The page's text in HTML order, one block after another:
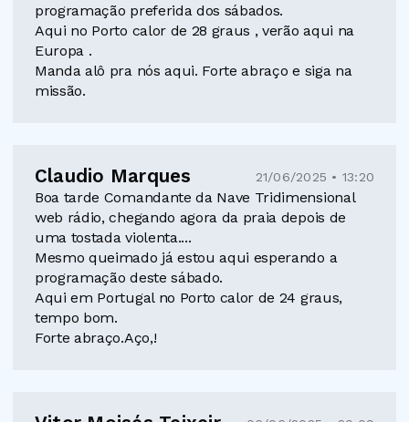
programação preferida dos sábados.
Aqui no Porto calor de 28 graus , verão aqui na
Europa .
Manda alô pra nós aqui. Forte abraço e siga na
missão.
Claudio Marques 21/06/2025 • 13:20
Boa tarde Comandante da Nave Tridimensional
web rádio, chegando agora da praia depois de
uma tostada violenta....
Mesmo queimado já estou aqui esperando a
programação deste sábado.
Aqui em Portugal no Porto calor de 24 graus,
tempo bom.
Forte abraço.Aço,!